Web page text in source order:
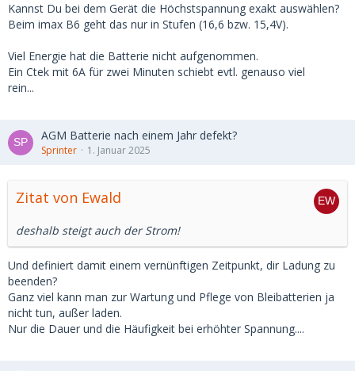
Kannst Du bei dem Gerät die Höchstspannung exakt auswählen?
Beim imax B6 geht das nur in Stufen (16,6 bzw. 15,4V).
Viel Energie hat die Batterie nicht aufgenommen.
Ein Ctek mit 6A für zwei Minuten schiebt evtl. genauso viel
rein...
AGM Batterie nach einem Jahr defekt?
Sprinter 1. Januar 2025
Zitat von Ewald
deshalb steigt auch der Strom!
Und definiert damit einem vernünftigen Zeitpunkt, dir Ladung zu
beenden?
Ganz viel kann man zur Wartung und Pflege von Bleibatterien ja
nicht tun, außer laden.
Nur die Dauer und die Häufigkeit bei erhöhter Spannung....